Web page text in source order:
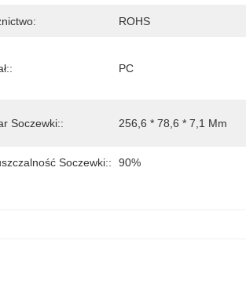
ROHS
PC
Soczewki:: 256,6 * 78,6 * 7,1 Mm
Soczewki:: 90%